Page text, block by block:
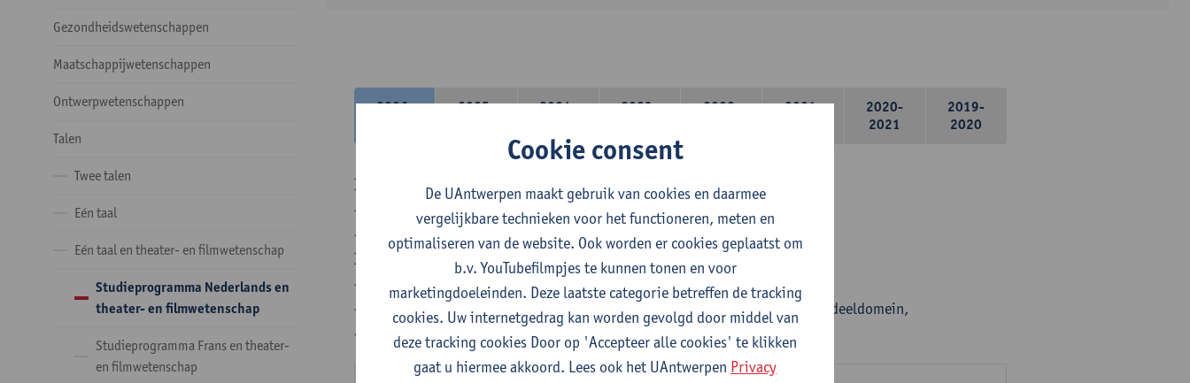
Gezondheidswetenschappen
Maatschappijwetenschappen
Ontwerpwetenschappen
Talen
Twee talen
Eén taal
Eén taal en theater- en filmwetenschap
Studieprogramma Nederlands en
theater- en filmwetenschap
Studieprogramma Frans en theater-
en filmwetenschap
2026-
2025-
2024-
2023-
2022-
2021-
2020-
2021
2019-
2020
In de lerarencomponent heb je volgende keuze :
- Optie A : je kiest twee vakdidactieken
- Optie B: je kiest één vakdidactiek en een profilering
In de domeincomponent neem je 60 studiepunten op:
- 1 verplicht algemeen opleidingsonderdeel van 6 studiepunten,
- 24 of 30 studiepunten Nederlands en telkens minimum 6 studiepunten per deeldomein,
- 24 of 30 studiepunten theater- en filmwetenschap.
Cookie consent
De UAntwerpen maakt gebruik van cookies en daarmee
vergelijkbare technieken voor het functioneren, meten en
optimaliseren van de website. Ook worden er cookies geplaatst om
b.v. YouTubefilmpjes te kunnen tonen en voor
marketingdoeleinden. Deze laatste categorie betreffen de tracking
cookies. Uw internetgedrag kan worden gevolgd door middel van
deze tracking cookies Door op 'Accepteer alle cookies' te klikken
gaat u hiermee akkoord. Lees ook het UAntwerpen Privacy